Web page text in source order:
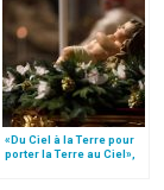
«Du Ciel à la Terre pour
porter la Terre au Ciel»,